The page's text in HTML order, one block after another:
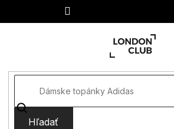
Hľadať